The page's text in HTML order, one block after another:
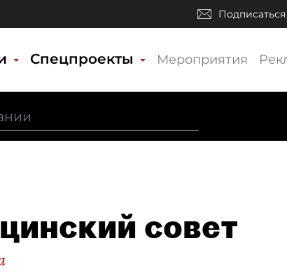
Подписаться
Спецпроекты Мероприятия
совет